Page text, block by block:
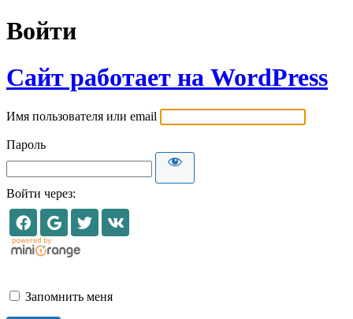
Войти
Сайт работает на WordPress
Имя пользователя или email
Пароль
Войти через:
Запомнить меня